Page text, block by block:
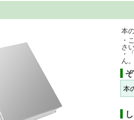
本
・
さ
・
ん
本